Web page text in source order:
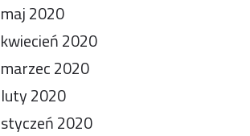
maj 2020
kwiecień 2020
marzec 2020
luty 2020
styczeń 2020